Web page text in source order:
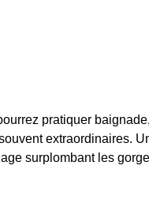
pratiquer
extraordinaires.
surplombant les